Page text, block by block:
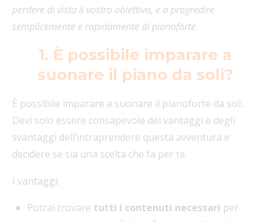
perdere di vista il vostro obiettivo, e a progredire
semplicemente e rapidamente al pianoforte.
1. È possibile imparare a
suonare il piano da soli?
È possibile imparare a suonare il pianoforte da soli.
Devi solo essere consapevole dei vantaggi e degli
svantaggi dell’intraprendere questa avventura e
decidere se sia una scelta che fa per te.
I vantaggi:
Potrai trovare tutti i contenuti necessari per